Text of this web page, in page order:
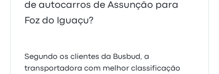
de autocarros de Assunção para
Foz do Iguaçu?
Segundo os clientes da Busbud, a
transportadora com melhor classificação